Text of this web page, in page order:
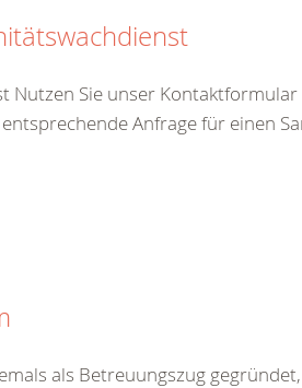
Nutzen Sie unser
Anfrage für einen
als Betreuungszug